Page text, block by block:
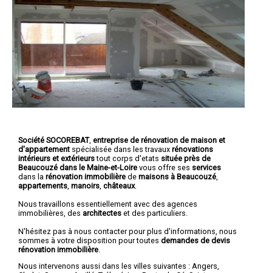
Société SOCOREBAT, entreprise de rénovation de maison et
d'appartement spécialisée dans les travaux rénovations
intérieurs et extérieurstout corps d'etats située près de
Beaucouzé dans le Maine-et-Loire vous offre ses services
dans la rénovation immobilière de maisons à Beaucouzé
appartements manoirs châteaux.
Nous travaillons essentiellement avec des agences
immobilières, des architectes et des particuliers.
N'hésitez pas à nous contacter pour plus d'informations, nous
sommes à votre disposition pour toutes demandes de devis
rénovation immobilière
Nous intervenons aussi dans les villes suivantes : Angers,